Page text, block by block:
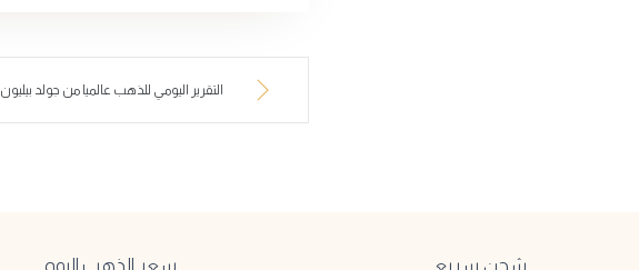
التقرير اليومي للذهب عالميا من جولد بيليون18/4/2025
شحن سريع سعر الذهب اليوم